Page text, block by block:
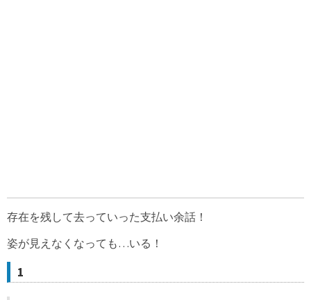
存在を残して去っていった支払い余話！
姿が見えなくなっても…いる！
1